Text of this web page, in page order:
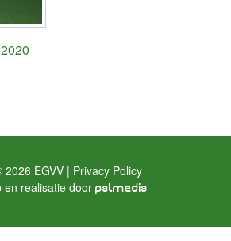
2026 EGVV | Privacy Policy
en realisatie door palmedia